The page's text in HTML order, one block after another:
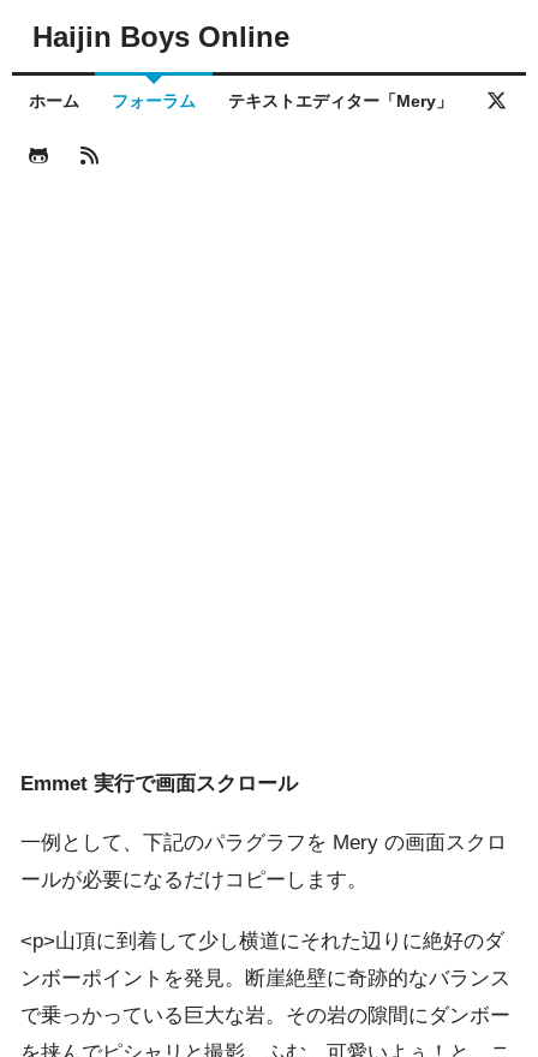
Haijin Boys Online
ホーム フォーラム テキストエディター「Mery」
Emmet 実行で画面スクロール
一例として、下記のパラグラフを Mery の画面スクロ
ールが必要になるだけコピーします。
<p>山頂に到着して少し横道にそれた辺りに絶好のダ
ンボーポイントを発見。断崖絶壁に奇跡的なバランス
で乗っかっている巨大な岩。その岩の隙間にダンボー